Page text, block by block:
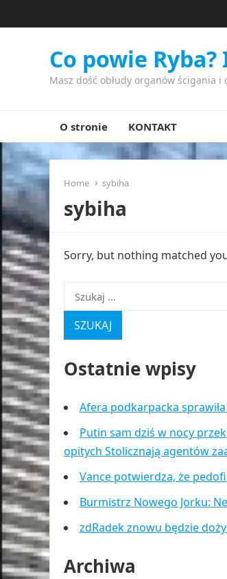
Co powie
Masz dość obłudy organów ścigania
O stronie KONTAKT
Home sybiha
sybiha
Sorry, but nothing matched
Szukaj:
Ostatnie wpisy
Afera podkarpacka
Putin sam dziś w nocy
opitych Stolicznają agentów
Vance potwierdza, że
Burmistrz Nowego Jorku:
zdRadek znowu będzie
Archiwa